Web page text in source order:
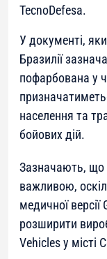
TecnoDefesa.
У документі,
Бразилії
пофарбована у
населення та
бойових дій.
Зазначають, що
важливою,
медичної
розширити
Vehicles у місті